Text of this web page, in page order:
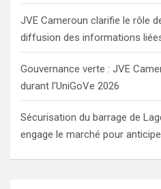
JVE Cameroun clarifie le rôle
diffusion des informations
Gouvernance verte : JVE
durant l’UniGoVe 2026
Sécurisation du barrage de
engage le marché pour